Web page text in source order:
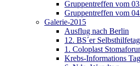
Gruppentreffen vom
Gruppentreffen vom
Galerie-2015
Ausflug nach Berlin
12. BS´er Selbsthilfetag
1. Coloplast
Krebs-Informations Tag